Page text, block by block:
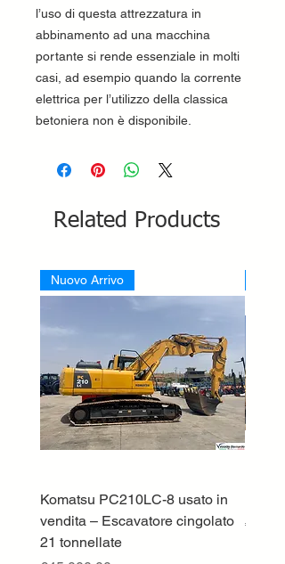
l’uso di questa attrezzatura in
abbinamento ad una macchina
portante si rende essenziale in molti
casi, ad esempio quando la corrente
elettrica per l’utilizzo della classica
betoniera non è disponibile.
Related Products
Nuovo Arrivo
Komatsu PC210LC-8 usato in
vendita – Escavatore cingolato
21 tonnellate
Price